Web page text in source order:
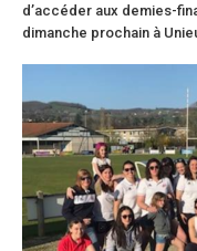
d’accéder aux demies-
dimanche prochain à